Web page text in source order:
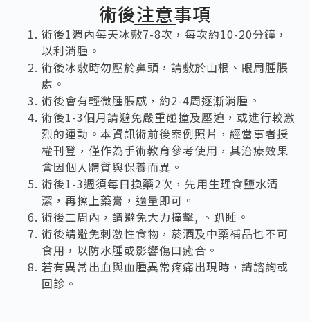
術後注意事項
術後1週內每天冰敷7-8次，每次約10-20分鐘，
以利消腫。
術後冰敷時勿壓於鼻頭，請敷於山根、眼周腫脹
處。
術後會有輕微腫脹感，約2-4周逐漸消腫。
術後1-3個月請避免嚴重碰撞及壓迫，或進行較激
烈的運動。本資訊術前後案例照片，經當事者授
權刊登，僅作為手術教育參考使用，其治療效果
會因個人體質與保養而異。
術後1-3週須每日換藥2次，先用生理食鹽水清
潔，再擦上藥膏，適量即可。
術後二周內，請避免大力撞擊, 、趴睡。
術後請避免刺激性食物，菸酒及中藥補品也不可
食用，以防水腫或影響傷口癒合。
若有異常出血與血腫異常疼痛出現時，請諮詢或
回診。